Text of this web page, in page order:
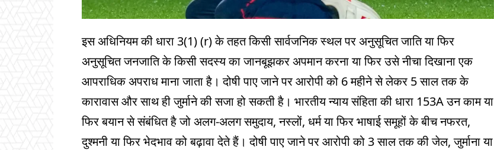
इस अधिनियम की धारा 3(1) (r) के तहत किसी सार्वजनिक स्थल पर अनुसूचित जाति या फिर
अनुसूचित जनजाति के किसी सदस्य का जानबूझकर अपमान करना या फिर उसे नीचा दिखाना एक
आपराधिक अपराध माना जाता है। दोषी पाए जाने पर आरोपी को 6 महीने से लेकर 5 साल तक के
कारावास और साथ ही जुर्माने की सजा हो सकती है। भारतीय न्याय संहिता की धारा 153A उन काम या
फिर बयान से संबंधित है जो अलग-अलग समुदाय, नस्लों, धर्म या फिर भाषाई समूहों के बीच नफरत,
दुश्मनी या फिर भेदभाव को बढ़ावा देते हैं। दोषी पाए जाने पर आरोपी को 3 साल तक की जेल, जुर्माना या